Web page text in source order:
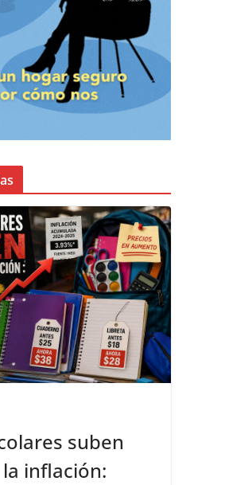
suben
inflación: